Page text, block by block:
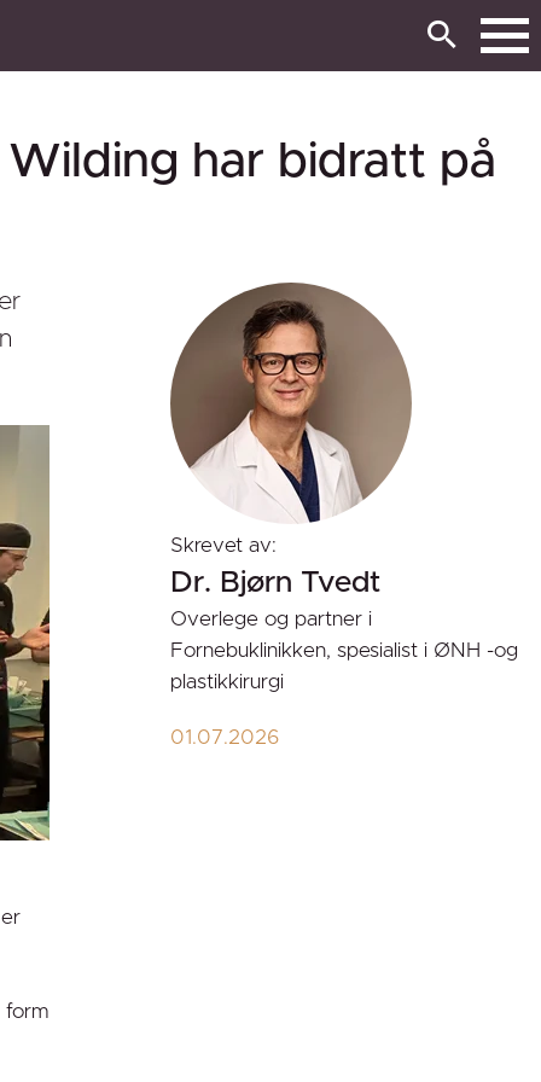
har bidratt på
form
Skrevet av:
Dr. Bjørn Tvedt
Overlege og partner i
Fornebuklinikken, spesialist i ØNH -og
plastikkirurgi
01.07.2026